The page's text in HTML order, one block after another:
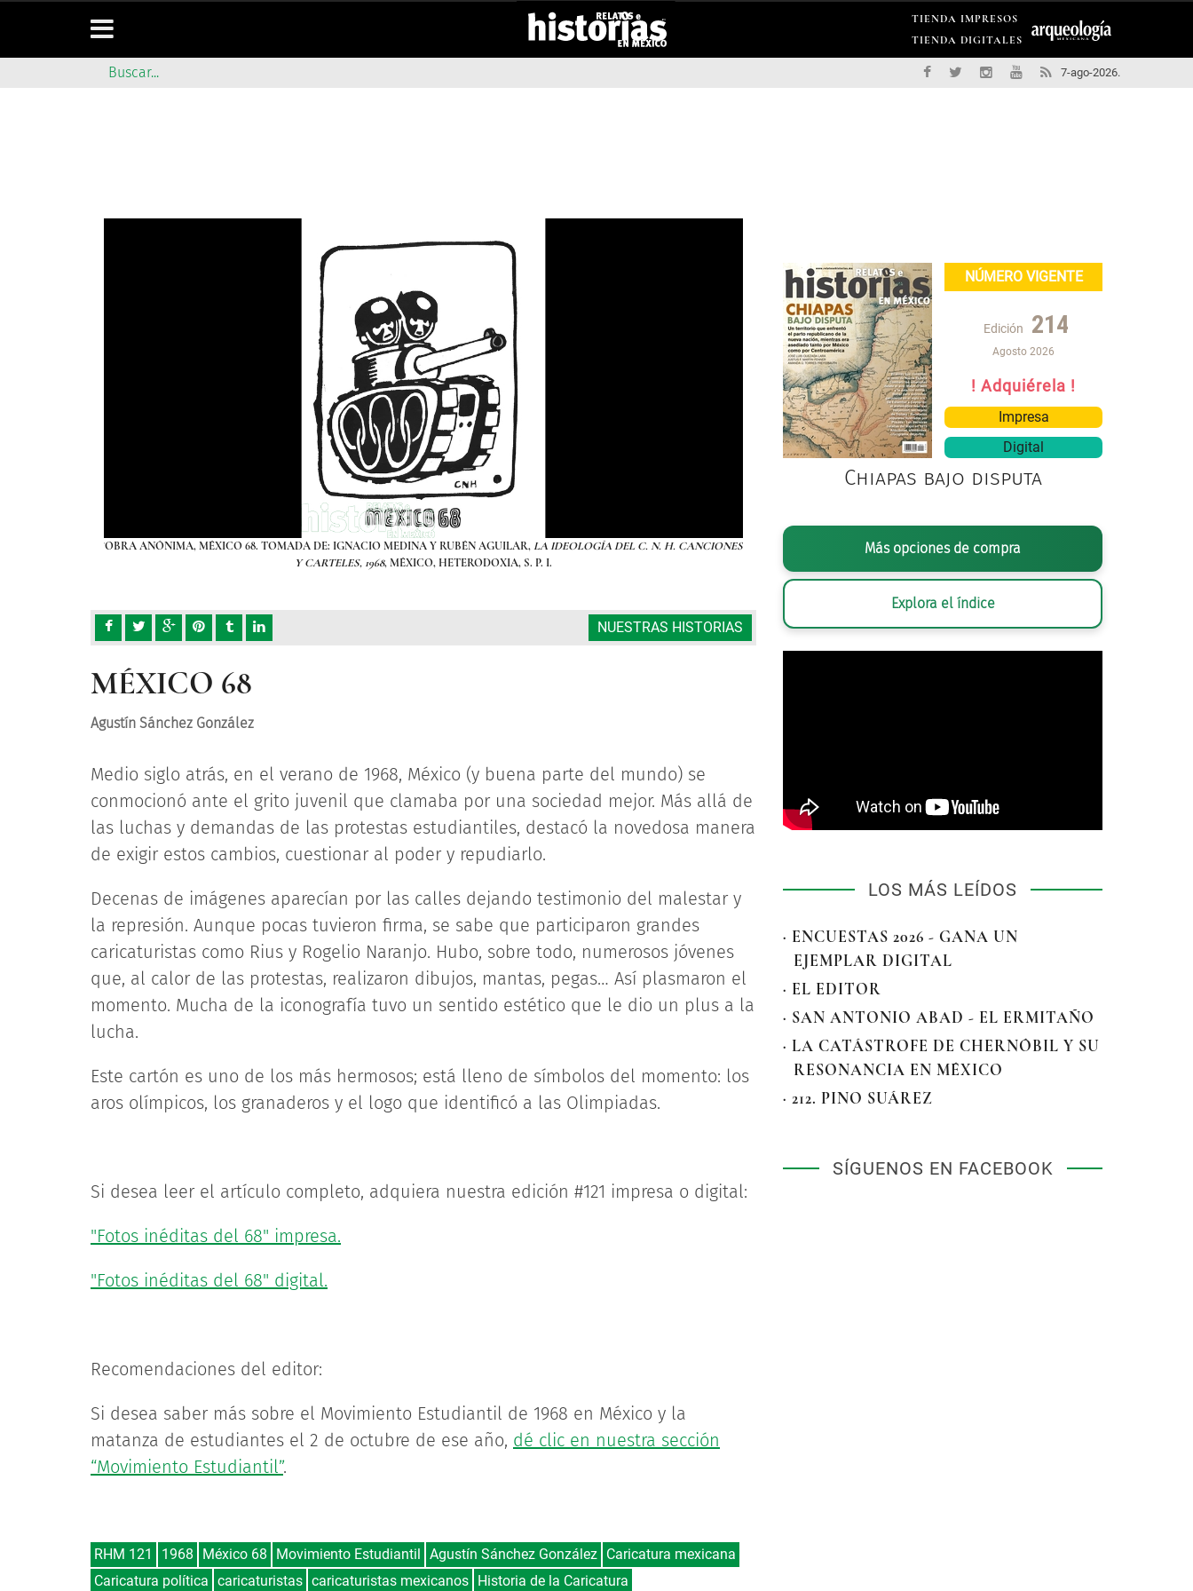
TIENDA IMPRESOS
TIENDA DIGITALES
7-ago-2026.
OBRA ANÓNIMA, MÉXICO 68. TOMADA DE: IGNACIO MEDINA Y RUBÉN AGUILAR,LA IDEOLOGÍA DEL C. N. H. CANCIONES
Y CARTELES, 1968, MÉXICO, HETERODOXIA, S. P. I.
OBRA ANÓNIMA, MÉXICO 68. TOMADA DE: IGNACIO MEDINA Y RUBÉN AGUILAR,
, MÉXICO, HETERODOXIA, S. P. I.
NUESTRAS HISTORIAS
MÉXICO 68
Agustín Sánchez González
Medio siglo atrás, en el verano de 1968, México (y buena parte del mundo) se
conmocionó ante el grito juvenil que clamaba por una sociedad mejor. Más allá de
las luchas y demandas de las protestas estudiantiles, destacó la novedosa manera
de exigir estos cambios, cuestionar al poder y repudiarlo.
Decenas de imágenes aparecían por las calles dejando testimonio del malestar y
la represión. Aunque pocas tuvieron firma, se sabe que participaron grandes
caricaturistas como Rius y Rogelio Naranjo. Hubo, sobre todo, numerosos jóvenes
que, al calor de las protestas, realizaron dibujos, mantas, pegas… Así plasmaron el
momento. Mucha de la iconografía tuvo un sentido estético que le dio un plus a la
lucha.
Este cartón es uno de los más hermosos; está lleno de símbolos del momento: los
aros olímpicos, los granaderos y el logo que identificó a las Olimpiadas.
Si desea leer el artículo completo, adquiera nuestra edición #121 impresa o digital:
"Fotos inéditas del 68" impresa.
"Fotos inéditas del 68" digital.
Recomendaciones del editor:
Si desea saber más sobre el Movimiento Estudiantil de 1968 en México y la
matanza de estudiantes el 2 de octubre de ese año, dé clic en nuestra sección
“Movimiento Estudiantil”.
RHM 121 1968 México 68 Movimiento Estudiantil Agustín Sánchez González Caricatura mexicana
Caricatura política caricaturistas caricaturistas mexicanos Historia de la Caricatura
NÚMERO VIGENTE
Edición 214
Agosto 2026
! Adquiérela !
Impresa
Digital
Chiapas bajo disputa
Más opciones de compra
Explora el índice
LOS MÁS LEÍDOS
· ENCUESTAS 2026 - GANA UN
EJEMPLAR DIGITAL
· EL EDITOR
· SAN ANTONIO ABAD - EL ERMITAÑO
· LA CATÁSTROFE DE CHERNÓBIL Y SU
RESONANCIA EN MÉXICO
· 212. PINO SUÁREZ
SÍGUENOS EN FACEBOOK